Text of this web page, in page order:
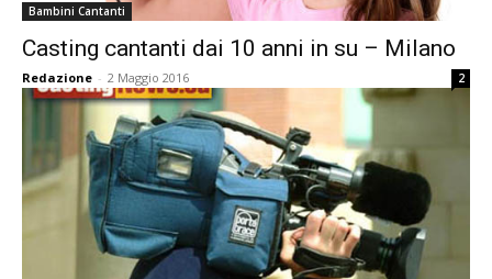
Bambini Cantanti
Casting cantanti dai 10 anni in su – Milano
Redazione - 2 Maggio 2016 2